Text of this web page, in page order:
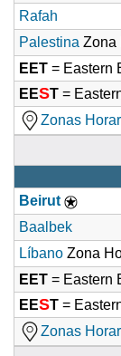
Rafah
Palestina Zona
EET = Eastern
EEST =
Zonas
Beirut
Baalbek
Líbano Zona
EET = Eastern
EEST =
Zonas